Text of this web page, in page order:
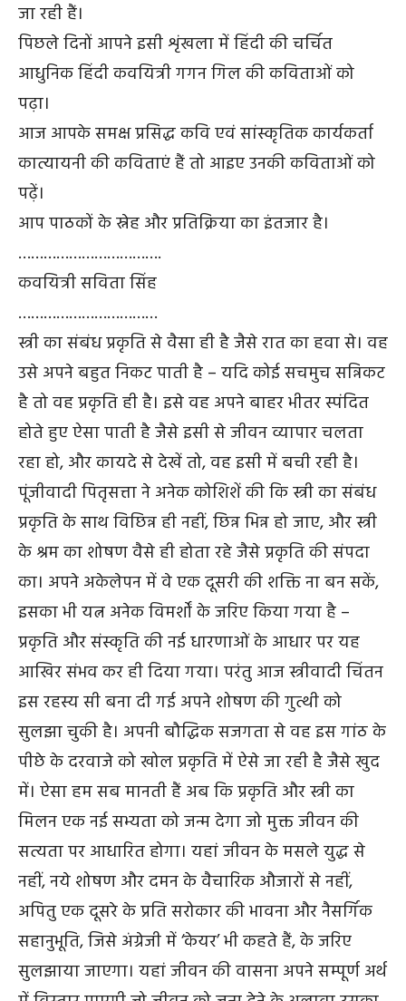
जा रही हैं।
पिछले दिनों आपने इसी शृंखला में हिंदी की चर्चित
आधुनिक हिंदी कवयित्री गगन गिल की कविताओं को
पढ़ा।
आज आपके समक्ष प्रसिद्ध कवि एवं सांस्कृतिक कार्यकर्ता
कात्यायनी की कविताएं हैं तो आइए उनकी कविताओं को
पढ़ें।
आप पाठकों के स्नेह और प्रतिक्रिया का इंतजार है।
…………………………….
कवयित्री सविता सिंह
……………………………
स्त्री का संबंध प्रकृति से वैसा ही है जैसे रात का हवा से। वह
उसे अपने बहुत निकट पाती है – यदि कोई सचमुच सन्निकट
है तो वह प्रकृति ही है। इसे वह अपने बाहर भीतर स्पंदित
होते हुए ऐसा पाती है जैसे इसी से जीवन व्यापार चलता
रहा हो, और कायदे से देखें तो, वह इसी में बची रही है।
पूंजीवादी पितृसत्ता ने अनेक कोशिशें की कि स्त्री का संबंध
प्रकृति के साथ विछिन्न ही नहीं, छिन्न भिन्न हो जाए, और स्त्री
के श्रम का शोषण वैसे ही होता रहे जैसे प्रकृति की संपदा
का। अपने अकेलेपन में वे एक दूसरी की शक्ति ना बन सकें,
इसका भी यत्न अनेक विमर्शों के जरिए किया गया है –
प्रकृति और संस्कृति की नई धारणाओं के आधार पर यह
आखिर संभव कर ही दिया गया। परंतु आज स्त्रीवादी चिंतन
इस रहस्य सी बना दी गई अपने शोषण की गुत्थी को
सुलझा चुकी है। अपनी बौद्धिक सजगता से वह इस गांठ के
पीछे के दरवाजे को खोल प्रकृति में ऐसे जा रही है जैसे खुद
में। ऐसा हम सब मानती हैं अब कि प्रकृति और स्त्री का
मिलन एक नई सभ्यता को जन्म देगा जो मुक्त जीवन की
सत्यता पर आधारित होगा। यहां जीवन के मसले युद्ध से
नहीं, नये शोषण और दमन के वैचारिक औजारों से नहीं,
अपितु एक दूसरे के प्रति सरोकार की भावना और नैसर्गिक
सहानुभूति, जिसे अंग्रेजी में ‘केयर’ भी कहते हैं, के जरिए
सुलझाया जाएगा। यहां जीवन की वासना अपने सम्पूर्ण अर्थ